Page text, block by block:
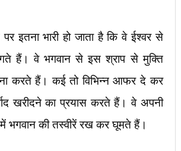
पर इतना भारी हो जाता है कि वे ईश्वर से
हैं। वे भगवान से इस श्राप से मुक्ति
करते हैं। कई तो विभिन्न आफर दे कर
खरीदने का प्रयास करते हैं। वे अपनी
भगवान की तस्वीरें रख कर घूमते हैं।